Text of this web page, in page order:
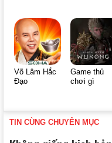
Võ Lâm Hắc
Đạo
Game thủ
chơi gì
TIN CÙNG CHUYÊN MỤC